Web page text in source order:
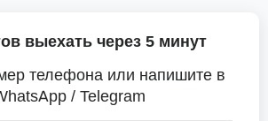
выехать через 5 минут
телефона или напишите в
/ Telegram